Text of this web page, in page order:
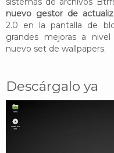
nuevo gestor de
2.0 en la pantalla de
grandes mejoras a
nuevo set de wallpapers.
Descárgalo ya